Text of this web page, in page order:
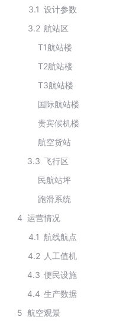
3.1 设计参数
3.2 航站区
T1航站楼
T2航站楼
T3航站楼
国际航站楼
贵宾候机楼
航空货站
3.3 飞行区
民航站坪
跑滑系统
4 运营情况
4.1 航线航点
4.2 人工值机
4.3 便民设施
4.4 生产数据
5 航空观景